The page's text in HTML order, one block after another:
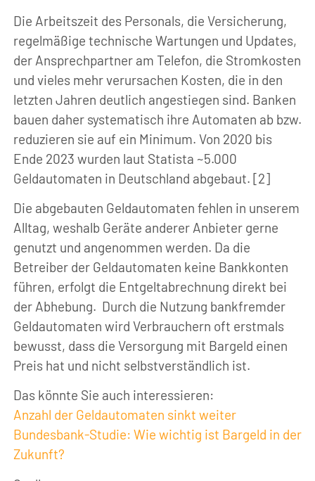
Die Arbeitszeit des Personals, die Versicherung,
regelmäßige technische Wartungen und Updates,
der Ansprechpartner am Telefon, die Stromkosten
und vieles mehr verursachen Kosten, die in den
letzten Jahren deutlich angestiegen sind. Banken
bauen daher systematisch ihre Automaten ab bzw.
reduzieren sie auf ein Minimum. Von 2020 bis
Ende 2023 wurden laut Statista ~5.000
Geldautomaten in Deutschland abgebaut. [2]
Die abgebauten Geldautomaten fehlen in unserem
Alltag, weshalb Geräte anderer Anbieter gerne
genutzt und angenommen werden. Da die
Betreiber der Geldautomaten keine Bankkonten
führen, erfolgt die Entgeltabrechnung direkt bei
der Abhebung. Durch die Nutzung bankfremder
Geldautomaten wird Verbrauchern oft erstmals
bewusst, dass die Versorgung mit Bargeld einen
Preis hat und nicht selbstverständlich ist.
Das könnte Sie auch interessieren:
Anzahl der Geldautomaten sinkt weiter
Bundesbank-Studie: Wie wichtig ist Bargeld in der
Zukunft?